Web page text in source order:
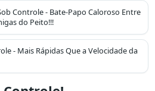
Controle - Bate-Papo Caloroso Entre
do Peito!!!
- Mais Rápidas Que a Velocidade da